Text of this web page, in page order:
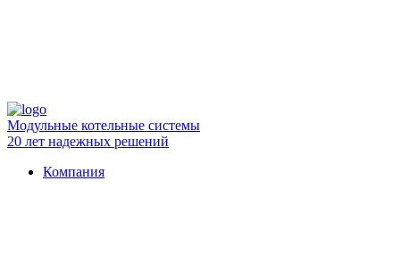
Модульные котельные системы
20 лет надежных решений
Компания